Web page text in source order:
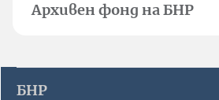
Архивен фонд на БНР
БНР